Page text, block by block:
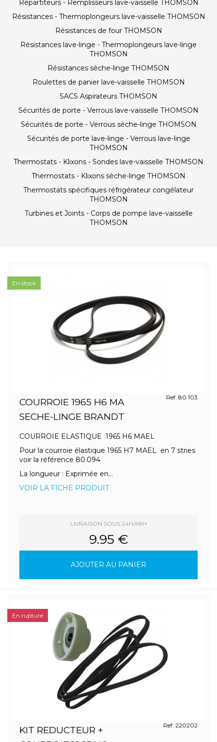
Répartiteurs - Remplisseurs lave-vaisselle THOMSON
Résistances - Thermoplongeurs lave-vaisselle THOMSON
Résistances de four THOMSON
Résistances lave-linge - Thermoplongeurs lave-linge
THOMSON
Résistances sèche-linge THOMSON
Roulettes de panier lave-vaisselle THOMSON
SACS Aspirateurs THOMSON
Sécurités de porte - Verrous lave-vaisselle THOMSON
Sécurités de porte - Verrous sèche-linge THOMSON
Sécurités de porte lave-linge - Verrous lave-linge
THOMSON
Thermostats - Klixons - Sondes lave-vaisselle THOMSON
Thermostats - Klixons sèche-linge THOMSON
Thermostats spécifiques réfrigérateur congélateur
THOMSON
Turbines et Joints - Corps de pompe lave-vaisselle
THOMSON
COURROIE 1965 H6 MA
SECHE-LINGE BRANDT
Ref. 80.103
COURROIE ELASTIQUE 1965 H6 MAEL
Pour la courroie élastique 1965 H7 MAEL en 7 stries
voir la référence 80.094
La longueur : Exprimée en...
VOIR LA FICHE PRODUIT
LIVRAISON SOUS 24H/48H
9.95 €
AJOUTER AU PANIER
En stock
KIT REDUCTEUR +
Ref. 220202
En rupture